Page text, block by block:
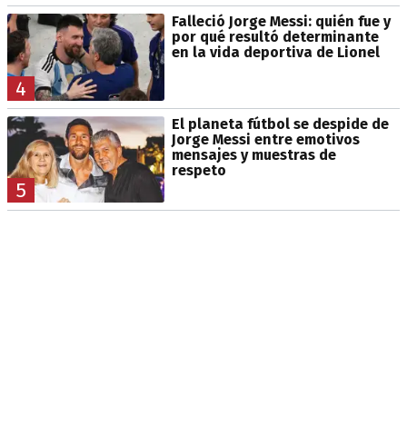
4
Falleció Jorge Messi: quién fue y
por qué resultó determinante
en la vida deportiva de Lionel
5
El planeta fútbol se despide de
Jorge Messi entre emotivos
mensajes y muestras de
respeto